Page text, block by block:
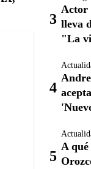
Actor
lleva
"La
A qué